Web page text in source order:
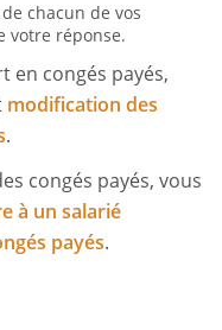
chacun de vos
votre réponse.
en congés payés,
modification des
.
congés payés, vous
à un salarié
payés.